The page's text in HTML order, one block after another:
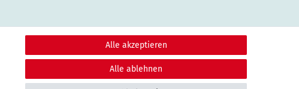
Alle akzeptieren
Alle ablehnen